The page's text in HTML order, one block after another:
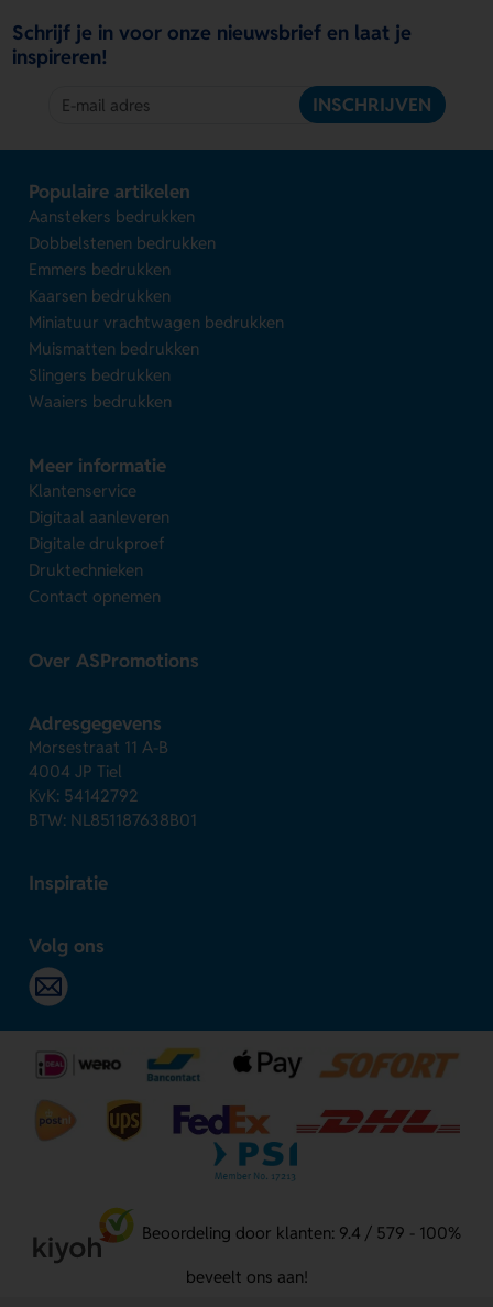
Schrijf je in voor onze nieuwsbrief en laat je
inspireren!
INSCHRIJVEN
Populaire artikelen
Aanstekers bedrukken
Dobbelstenen bedrukken
Emmers bedrukken
Kaarsen bedrukken
Miniatuur vrachtwagen bedrukken
Muismatten bedrukken
Slingers bedrukken
Waaiers bedrukken
Meer informatie
Klantenservice
Digitaal aanleveren
Digitale drukproef
Druktechnieken
Contact opnemen
Over ASPromotions
Adresgegevens
Morsestraat 11 A-B
4004 JP Tiel
KvK: 54142792
BTW: NL851187638B01
Inspiratie
Volg ons
Beoordeling door klanten: 9.4 / 579 - 100%
beveelt ons aan!